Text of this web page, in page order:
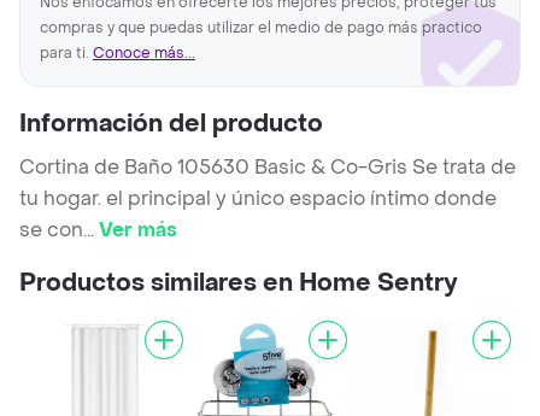
compras y que puedas utilizar el medio de pago más practico
para ti. Conoce más...
Información del producto
Cortina de Baño 105630 Basic & Co-Gris Se trata de
tu hogar. el principal y único espacio íntimo donde
se con...Ver más
Productos similares en Home Sentry